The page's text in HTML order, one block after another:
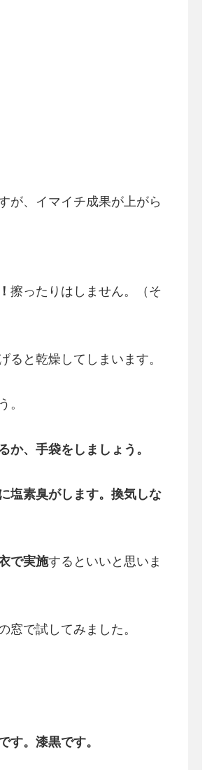
が、イマイチ成果が上がら
擦ったりはしません。（そ
と乾燥してしまいます。
。
か、手袋をしましょう。
塩素臭がします。換気しな
で実施するといいと思いま
窓で試してみました。
す。漆黒です。